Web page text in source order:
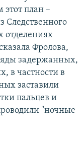
план –
Следственного
отделениях
Фролова,
задержанных,
в частности в
заставили
пальцев и
"ночные